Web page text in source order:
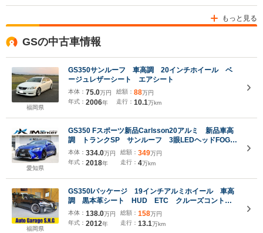
もっと見る
GSの中古車情報
福岡県
GS350サンルーフ 車高調 20インチホイール ベ
ージュレザーシート エアシート
本体： 75.0万円
年式： 2006年
総額： 88万円
走行： 10.1万km
愛知県
GS350 Fスポーツ新品Carlsson20アルミ 新品車高
調 トランクSP サンルーフ 3眼LEDヘッドFOG
オレンジキャリパー 赤革PWシート パドル クル
コン フルセグTV Bluetooth Bカメラ ETC
本体： 334.0万円
年式： 2018年
総額： 349万円
走行： 4万km
福岡県
GS350Iパッケージ 19インチアルミホイール 車高
調 黒本革シート HUD ETC クルーズコントロ
ール
本体： 138.0万円
年式： 2012年
総額： 158万円
走行： 13.1万km